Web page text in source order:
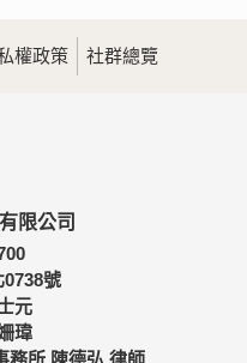
權政策 社群總覽
限公司
號
元
瑋
務所 陳德弘 律師